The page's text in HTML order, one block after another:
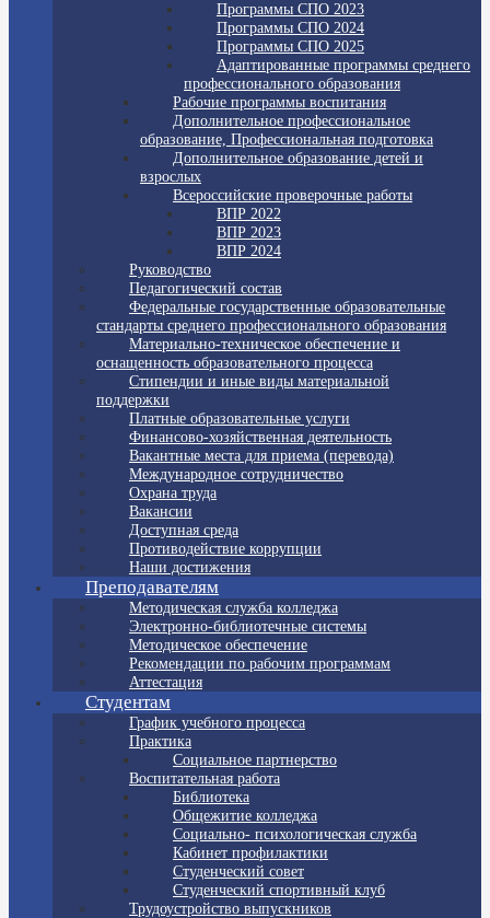
Программы СПО 2023
Программы СПО 2024
Программы СПО 2025
Адаптированные программы среднего
профессионального образования
Рабочие программы воспитания
Дополнительное профессиональное
образование, Профессиональная подготовка
Дополнительное образование детей и
взрослых
Всероссийские проверочные работы
ВПР 2022
ВПР 2023
ВПР 2024
Руководство
Педагогический состав
Федеральные государственные образовательные
стандарты среднего профессионального образования
Материально-техническое обеспечение и
оснащенность образовательного процесса
Стипендии и иные виды материальной
поддержки
Платные образовательные услуги
Финансово-хозяйственная деятельность
Вакантные места для приема (перевода)
Международное сотрудничество
Охрана труда
Вакансии
Доступная среда
Противодействие коррупции
Наши достижения
Преподавателям
Методическая служба колледжа
Электронно-библиотечные системы
Методическое обеспечение
Рекомендации по рабочим программам
Аттестация
Студентам
График учебного процесса
Практика
Социальное партнерство
Воспитательная работа
Библиотека
Общежитие колледжа
Социально- психологическая служба
Кабинет профилактики
Студенческий совет
Студенческий спортивный клуб
Трудоустройство выпускников